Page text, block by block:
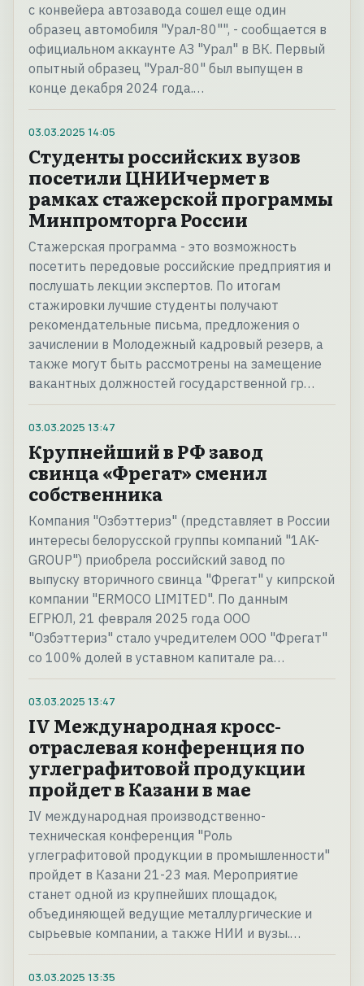
с конвейера автозавода сошел еще один
образец автомобиля "Урал-80"", - сообщается в
официальном аккаунте АЗ "Урал" в ВК. Первый
опытный образец "Урал-80" был выпущен в
конце декабря 2024 года.…
03.03.2025 14:05
Студенты российских вузов
посетили ЦНИИчермет в
рамках стажерской программы
Минпромторга России
Стажерская программа - это возможность
посетить передовые российские предприятия и
послушать лекции экспертов. По итогам
стажировки лучшие студенты получают
рекомендательные письма, предложения о
зачислении в Молодежный кадровый резерв, а
также могут быть рассмотрены на замещение
вакантных должностей государственной гр…
03.03.2025 13:47
Крупнейший в РФ завод
свинца «Фрегат» сменил
собственника
Компания "Озбэттериз" (представляет в России
интересы белорусской группы компаний "1AK-
GROUP") приобрела российский завод по
выпуску вторичного свинца "Фрегат" у кипрской
компании "ERMOCO LIMITED". По данным
ЕГРЮЛ, 21 февраля 2025 года ООО
"Озбэттериз" стало учредителем ООО "Фрегат"
со 100% долей в уставном капитале ра…
03.03.2025 13:47
IV Международная кросс-
отраслевая конференция по
углеграфитовой продукции
пройдет в Казани в мае
IV международная производственно-
техническая конференция "Роль
углеграфитовой продукции в промышленности"
пройдет в Казани 21-23 мая. Мероприятие
станет одной из крупнейших площадок,
объединяющей ведущие металлургические и
сырьевые компании, а также НИИ и вузы.…
03.03.2025 13:35